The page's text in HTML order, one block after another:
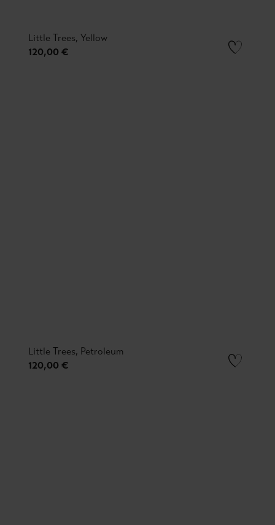
Little Trees, Yellow
120,00 €
Little Trees, Petroleum
120,00 €